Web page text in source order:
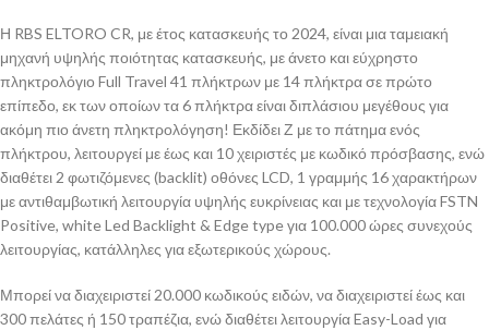
Η RBS ELTORO CR, με έτος κατασκευής το 2024, είναι μια ταμειακή
μηχανή υψηλής ποιότητας κατασκευής, με άνετο και εύχρηστο
πληκτρολόγιο Full Travel 41 πλήκτρων με 14 πλήκτρα σε πρώτο
επίπεδο, εκ των οποίων τα 6 πλήκτρα είναι διπλάσιου μεγέθους για
ακόμη πιο άνετη πληκτρολόγηση! Εκδίδει Ζ με το πάτημα ενός
πλήκτρου, λειτουργεί με έως και 10 χειριστές με κωδικό πρόσβασης, ενώ
διαθέτει 2 φωτιζόμενες (backlit) οθόνες LCD, 1 γραμμής 16 χαρακτήρων
με αντιθαμβωτική λειτουργία υψηλής ευκρίνειας και με τεχνολογία FSTN
Positive, white Led Backlight & Edge type για 100.000 ώρες συνεχούς
λειτουργίας, κατάλληλες για εξωτερικούς χώρους.
Μπορεί να διαχειριστεί 20.000 κωδικούς ειδών, να διαχειριστεί έως και
300 πελάτες ή 150 τραπέζια, ενώ διαθέτει λειτουργία Easy-Load για